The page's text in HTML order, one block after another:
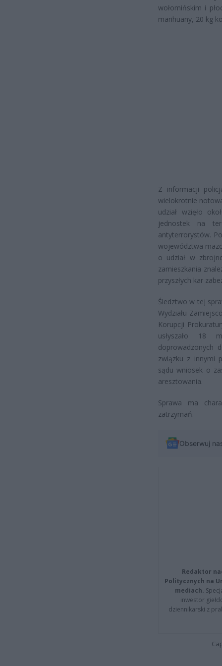
wołomińskim i
marihuany, 20 kg
Z informacji
wielokrotnie
udział wzięło
jednostek na
antyterrorystów.
województwa
o udział w
zamieszkania
przyszłych kar
Śledztwo w tej
Wydziału
Korupcji
usłyszało 18
doprowadzonych
związku z innymi
sądu wniosek o
aresztowania.
Sprawa ma
zatrzymań.
Obserwuj
Redaktor
Politycznych na
mediach.
inwestor
dziennikarski z